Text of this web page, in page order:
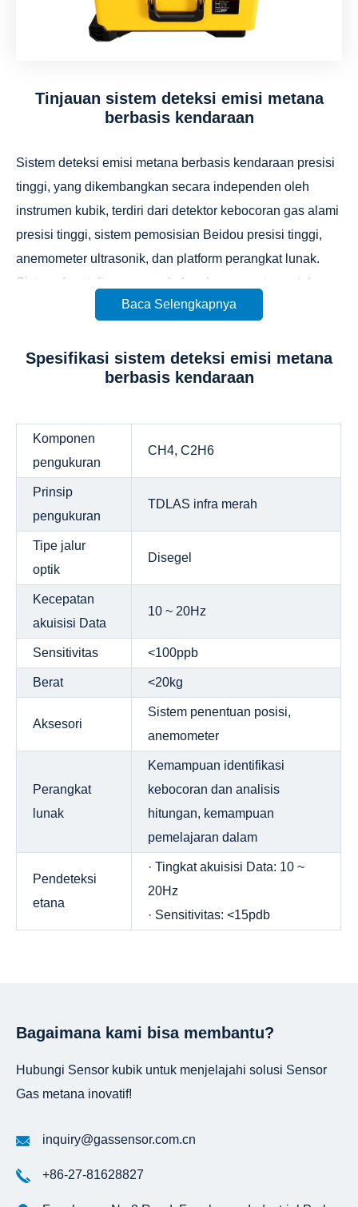
Tinjauan sistem deteksi emisi metana
berbasis kendaraan
Sistem deteksi emisi metana berbasis kendaraan presisi
tinggi, yang dikembangkan secara independen oleh
instrumen kubik, terdiri dari detektor kebocoran gas alami
presisi tinggi, sistem pemosisian Beidou presisi tinggi,
anemometer ultrasonik, dan platform perangkat lunak.
Sistem dapat dipasang pada kendaraan motor, untuk
terus mengukur konsentrasi metana dan konsentrasi
lintang dan bujur, kecepatan kendaraan, arah angin, dan
kecepatan angin dalam waktu nyata saat kendaraan
hitungan, dan penilaian emisi metana dan kebocoran
gas, serta identifikasi potensi kebocoran poin, dengan
operasi yang mudah dan efisien.
Fitur
Akurasi tinggi dan respons cepat
Drift ultra-rendah, tidak perlu kalibrasi di tempat
Perangkat lunak domestik untuk memastikan
keamanan data
Antarmuka komunikasi multi untuk transmisi data yang
lancar
Baca Selengkapnya
Spesifikasi sistem deteksi emisi metana
berbasis kendaraan
Komponen
pengukuran
CH4, C2H6
Prinsip
pengukuran
TDLAS infra merah
Tipe jalur
optik
Disegel
Kecepatan
akuisisi Data
10 ~ 20Hz
Sensitivitas <100ppb
Berat <20kg
Aksesori
Sistem penentuan posisi,
anemometer
Perangkat
lunak
Kemampuan identifikasi
kebocoran dan analisis
hitungan, kemampuan
pemelajaran dalam
Pendeteksi
etana
· Tingkat akuisisi Data: 10 ~
20Hz
· Sensitivitas: <15pdb
Bagaimana kami bisa membantu?
Hubungi Sensor kubik untuk menjelajahi solusi Sensor
Gas metana inovatif!
inquiry@gassensor.com.cn
+86-27-81628827